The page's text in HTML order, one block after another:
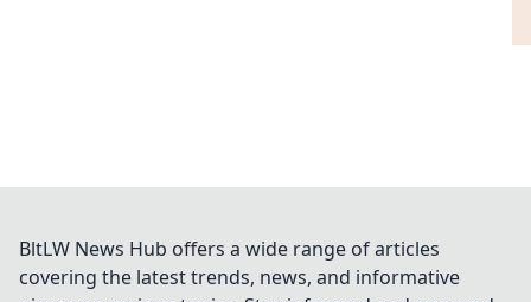
BltLW News Hub offers a wide range of articles
covering the latest trends, news, and informative